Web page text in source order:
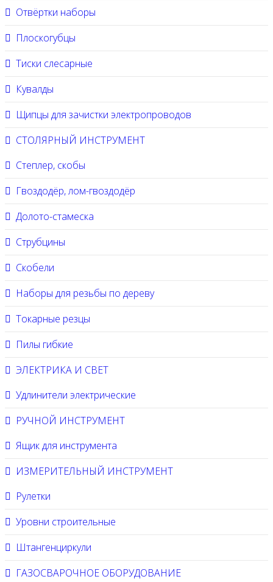
Отвёртки наборы
Плоскогубцы
Тиски слесарные
Кувалды
Щипцы для зачистки электропроводов
СТОЛЯРНЫЙ ИНСТРУМЕНТ
Степлер, скобы
Гвоздодёр, лом-гвоздодёр
Долото-стамеска
Струбцины
Скобели
Наборы для резьбы по дереву
Токарные резцы
Пилы гибкие
ЭЛЕКТРИКА И СВЕТ
Удлинители электрические
РУЧНОЙ ИНСТРУМЕНТ
Ящик для инструмента
ИЗМЕРИТЕЛЬНЫЙ ИНСТРУМЕНТ
Рулетки
Уровни строительные
Штангенциркули
ГАЗОСВАРОЧНОЕ ОБОРУДОВАНИЕ